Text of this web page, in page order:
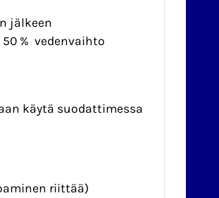
jälkeen
% vedenvaihto
käytä suodattimessa
riittää)